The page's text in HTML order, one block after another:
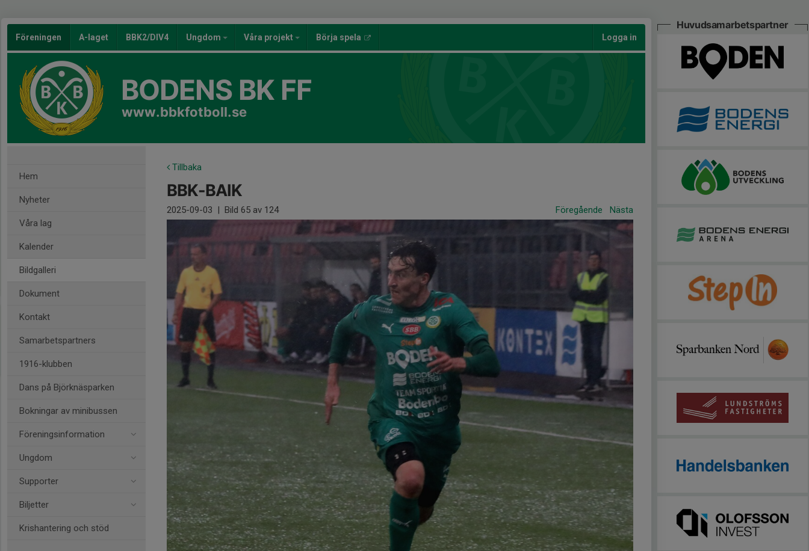
Föreningen A-laget BBK2/DIV4 Ungdom Våra projekt Börja spela Logga in
BODENS BK FF
www.bbkfotboll.se
Hem
Nyheter
Våra lag
Kalender
Bildgalleri
Dokument
Kontakt
Samarbetspartners
1916-klubben
Dans på Björknäsparken
Bokningar av minibussen
Föreningsinformation
Ungdom
Supporter
Biljetter
Krishantering och stöd
Tillbaka
BBK-BAIK
2025-09-03 | Bild 65 av 124 Föregående Nästa
Huvudsamarbetspartner